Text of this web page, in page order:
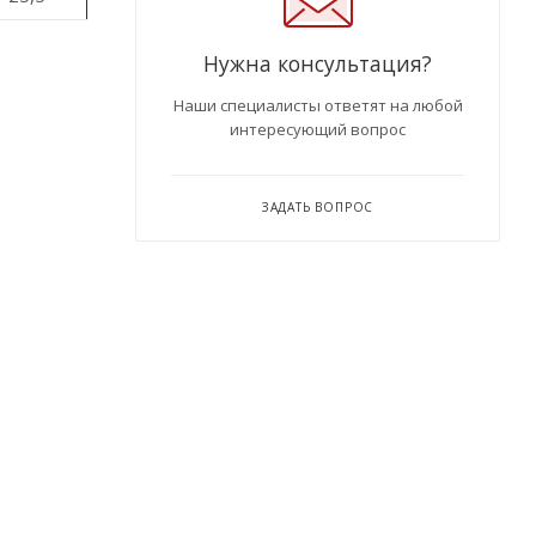
Нужна консультация?
Наши специалисты ответят на любой
интересующий вопрос
ЗАДАТЬ ВОПРОС